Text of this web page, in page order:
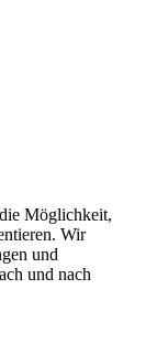
Möglichkeit,
Wir
und
und nach